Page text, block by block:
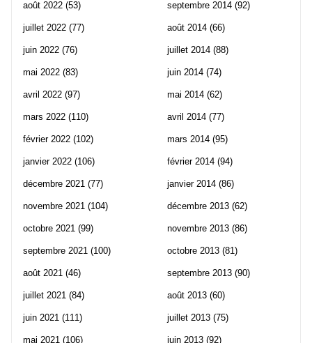
août 2022 (53)
juillet 2022 (77)
juin 2022 (76)
mai 2022 (83)
avril 2022 (97)
mars 2022 (110)
février 2022 (102)
janvier 2022 (106)
décembre 2021 (77)
novembre 2021 (104)
octobre 2021 (99)
septembre 2021 (100)
août 2021 (46)
juillet 2021 (84)
juin 2021 (111)
mai 2021 (106)
septembre 2014 (92)
août 2014 (66)
juillet 2014 (88)
juin 2014 (74)
mai 2014 (62)
avril 2014 (77)
mars 2014 (95)
février 2014 (94)
janvier 2014 (86)
décembre 2013 (62)
novembre 2013 (86)
octobre 2013 (81)
septembre 2013 (90)
août 2013 (60)
juillet 2013 (75)
juin 2013 (92)